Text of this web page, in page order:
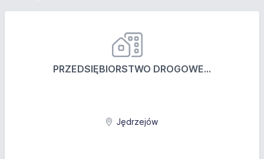
PRZEDSIĘBIORSTWO DROGOWE...
Jędrzejów